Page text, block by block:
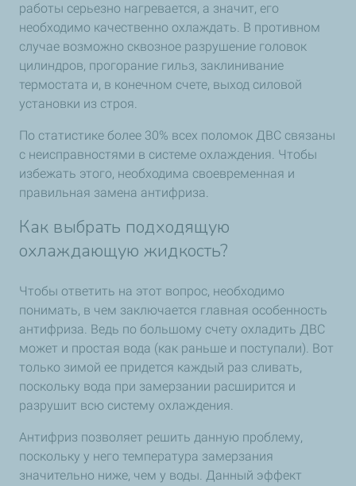
работы серьезно нагревается, а значит, его
необходимо качественно охлаждать. В противном
случае возможно сквозное разрушение головок
цилиндров, прогорание гильз, заклинивание
термостата и, в конечном счете, выход силовой
установки из строя.
По статистике более 30% всех поломок ДВС связаны
с неисправностями в системе охлаждения. Чтобы
избежать этого, необходима своевременная и
правильная замена антифриза.
Как выбрать подходящую
охлаждающую жидкость?
Чтобы ответить на этот вопрос, необходимо
понимать, в чем заключается главная особенность
антифриза. Ведь по большому счету охладить ДВС
может и простая вода (как раньше и поступали). Вот
только зимой ее придется каждый раз сливать,
поскольку вода при замерзании расширится и
разрушит всю систему охлаждения.
Антифриз позволяет решить данную проблему,
поскольку у него температура замерзания
значительно ниже, чем у воды. Данный эффект